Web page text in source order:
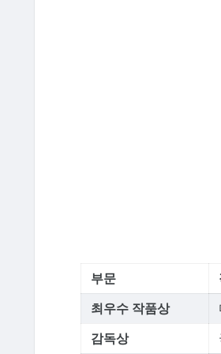
부문
최우수 작품상
감독상